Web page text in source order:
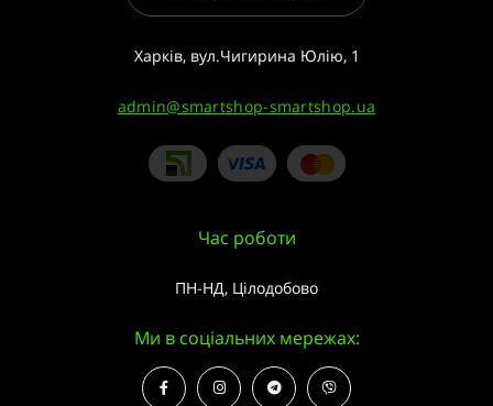
Харків, вул.Чигирина Юлію, 1
admin@smartshop-smartshop.ua
Час роботи
ПН-НД, Цілодобово
Ми в соціальних мережах: